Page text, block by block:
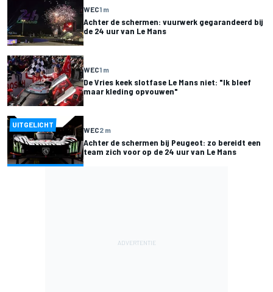
WEC1 m
Achter de schermen: vuurwerk gegarandeerd bij
de 24 uur van Le Mans
WEC1 m
De Vries keek slotfase Le Mans niet: "Ik bleef
maar kleding opvouwen"
UITGELICHT
WEC2 m
Achter de schermen bij Peugeot: zo bereidt een
team zich voor op de 24 uur van Le Mans